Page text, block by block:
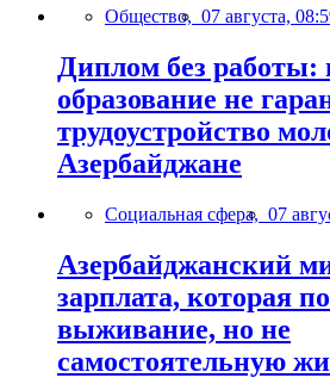
Общество, 07 августа,
Диплом без работы:
образование не
трудоустройство
Азербайджане
Социальная сфера, 07
Азербайджанский
зарплата, которая
выживание, но не
самостоятельную